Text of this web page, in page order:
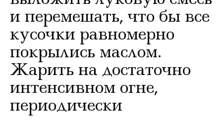
и перемешать, что бы все
кусочки равномерно
покрылись маслом.
Жарить на достаточно
интенсивном огне,
периодически